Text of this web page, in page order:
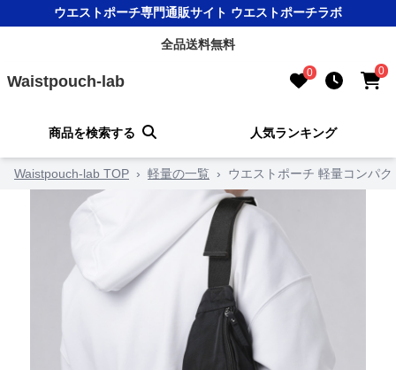
ウエストポーチ専門通販サイト ウエストポーチラボ
全品送料無料
Waistpouch-lab 0 0
商品を検索する 人気ランキング
Waistpouch-lab TOP › 軽量の一覧 › ウエストポーチ 軽量コンパ